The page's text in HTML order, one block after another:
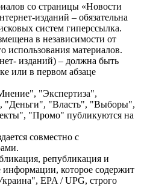
со страницы «Новости
изданий – обязательна
систем гиперссылка.
в независимости от
использования материалов.
изданий) – должна быть
или в первом абзаце
"Экспертиза",
"Деньги", "Власть", "Выборы",
"Промо" публикуются на
совместно с
републикация и
информации, которое содержит
EPA / UPG, строго